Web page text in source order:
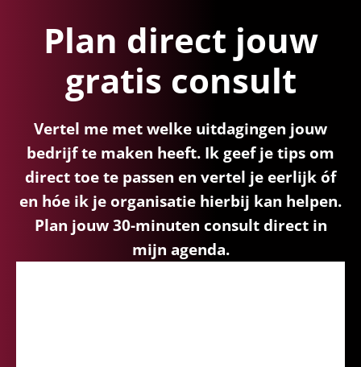
Plan direct jouw
gratis consult
Vertel me met welke uitdagingen jouw
bedrijf te maken heeft. Ik geef je tips om
direct toe te passen en vertel je eerlijk óf
en hóe ik je organisatie hierbij kan helpen.
Plan jouw 30-minuten consult direct in
mijn agenda.